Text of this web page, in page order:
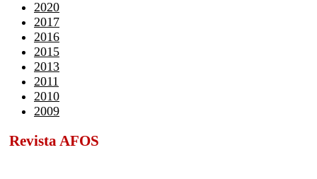
2020
2017
2016
2015
2013
2011
2010
2009
Revista AFOS